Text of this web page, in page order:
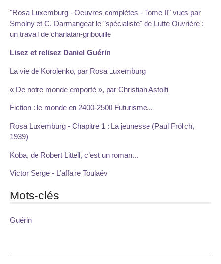
"Rosa Luxemburg - Oeuvres complètes - Tome II" vues par
Smolny et C. Darmangeat le "spécialiste" de Lutte Ouvrière :
un travail de charlatan-gribouille
Lisez et relisez Daniel Guérin
La vie de Korolenko, par Rosa Luxemburg
« De notre monde emporté », par Christian Astolfi
Fiction : le monde en 2400-2500 Futurisme...
Rosa Luxemburg - Chapitre 1 : La jeunesse (Paul Frölich,
1939)
Koba, de Robert Littell, c’est un roman...
Victor Serge - L’affaire Toulaév
Mots-clés
Guérin